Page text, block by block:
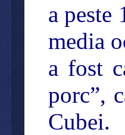
a peste
media
a fost
porc”,
Cubei.